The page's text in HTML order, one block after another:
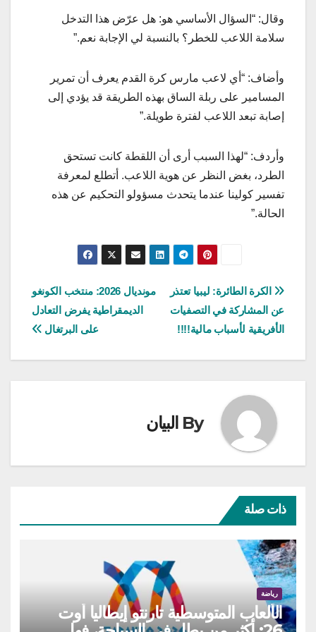
وقال: “السؤال الأساسي هو: هل عرّض هذا التدخل
سلامة اللاعب للخطر؟ بالنسبة لي الإجابة نعم.”
وأضاف: “أي لاعب مارس كرة القدم يعرف أن تمرير
المسامير على ربلة الساق بهذه الطريقة قد يؤدي إلى
إصابة تبعد اللاعب لفترة طويلة.”
وأردف: “لهذا السبب أرى أن اللقطة كانت تستحق
الطرد، بغض النظر عن هوية اللاعب. أتطلع لمعرفة
تفسير كولينا عندما يتحدث مسؤولو التحكيم عن هذه
الحالة.”
تصفّح
المقالات
مونديال 2026: منتخب الكونغو
الديمقراطية يفرض التعادل
على البرتغال
الكرة الطائرة: ليبيا تعتذر
عن المشاركة في التصفيات
الأفريقية لأسباب مالية!!!!
By البيان
ذات صلة
رياضة
الألعاب المتوسطية تارنتو إيطاليا أوت